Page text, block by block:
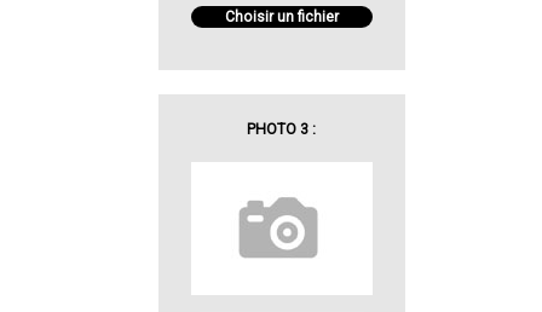
Choisir un fichier
PHOTO 3 :